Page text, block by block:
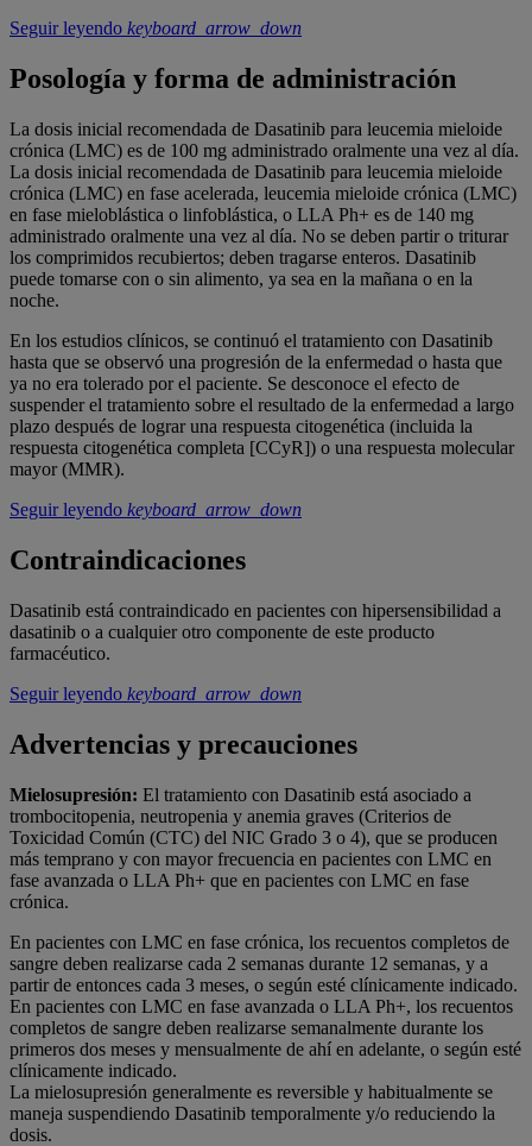
Seguir leyendo keyboard_arrow_down
Posología y forma de administración
La dosis inicial recomendada de Dasatinib para leucemia mieloide
crónica (LMC) es de 100 mg administrado oralmente una vez al día.
La dosis inicial recomendada de Dasatinib para leucemia mieloide
crónica (LMC) en fase acelerada, leucemia mieloide crónica (LMC)
en fase mieloblástica o linfoblástica, o LLA Ph+ es de 140 mg
administrado oralmente una vez al día. No se deben partir o triturar
los comprimidos recubiertos; deben tragarse enteros. Dasatinib
puede tomarse con o sin alimento, ya sea en la mañana o en la
noche.
En los estudios clínicos, se continuó el tratamiento con Dasatinib
hasta que se observó una progresión de la enfermedad o hasta que
ya no era tolerado por el paciente. Se desconoce el efecto de
suspender el tratamiento sobre el resultado de la enfermedad a largo
plazo después de lograr una respuesta citogenética (incluida la
respuesta citogenética completa [CCyR]) o una respuesta molecular
mayor (MMR).
Seguir leyendo keyboard_arrow_down
Contraindicaciones
Dasatinib está contraindicado en pacientes con hipersensibilidad a
dasatinib o a cualquier otro componente de este producto
farmacéutico.
Seguir leyendo keyboard_arrow_down
Advertencias y precauciones
Mielosupresión: El tratamiento con Dasatinib está asociado a
trombocitopenia, neutropenia y anemia graves (Criterios de
Toxicidad Común (CTC) del NIC Grado 3 o 4), que se producen
más temprano y con mayor frecuencia en pacientes con LMC en
fase avanzada o LLA Ph+ que en pacientes con LMC en fase
crónica.
En pacientes con LMC en fase crónica, los recuentos completos de
sangre deben realizarse cada 2 semanas durante 12 semanas, y a
partir de entonces cada 3 meses, o según esté clínicamente indicado.
En pacientes con LMC en fase avanzada o LLA Ph+, los recuentos
completos de sangre deben realizarse semanalmente durante los
primeros dos meses y mensualmente de ahí en adelante, o según esté
clínicamente indicado.
La mielosupresión generalmente es reversible y habitualmente se
maneja suspendiendo Dasatinib temporalmente y/o reduciendo la
dosis.